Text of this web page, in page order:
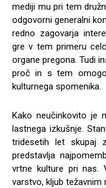
mediji mu pri tem
odgovorni generalni
redno zagovarja
gre v tem primeru
organe pregona. Tudi
proč in s tem
kulturnega spomenika.
Kako neučinkovito je
lastnega izkušnje.
tridesetih let skupaj
predstavlja
vrtne kulture pri nas.
varstvo, kljub težavnim